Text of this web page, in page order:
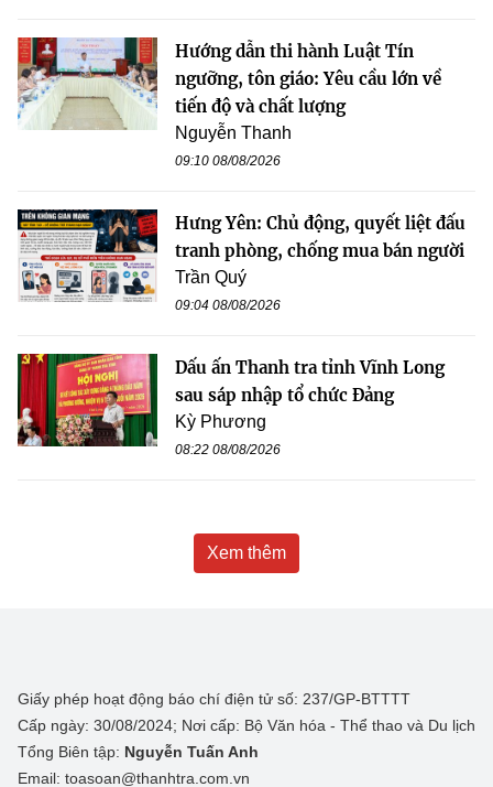
Hướng dẫn thi hành Luật Tín
ngưỡng, tôn giáo: Yêu cầu lớn về
tiến độ và chất lượng
Nguyễn Thanh
09:10 08/08/2026
Hưng Yên: Chủ động, quyết liệt đấu
tranh phòng, chống mua bán người
Trần Quý
09:04 08/08/2026
Dấu ấn Thanh tra tỉnh Vĩnh Long
sau sáp nhập tổ chức Đảng
Kỳ Phương
08:22 08/08/2026
Xem thêm
Giấy phép hoạt động báo chí điện tử số: 237/GP-BTTTT
Cấp ngày: 30/08/2024; Nơi cấp: Bộ Văn hóa - Thể thao và Du lịch
Tổng Biên tập: Nguyễn Tuấn Anh
Email: toasoan@thanhtra.com.vn